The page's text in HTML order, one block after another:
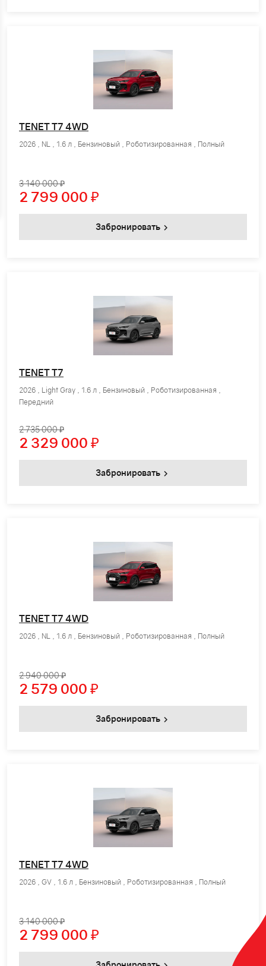
TENET T7 4WD
2026 , NL , 1.6 л , Бензиновый , Роботизированная , Полный
3 140 000 ₽
2 799 000 ₽
Забронировать
TENET T7
2026 , Light Gray , 1.6 л , Бензиновый , Роботизированная ,
Передний
2 735 000 ₽
2 329 000 ₽
Забронировать
TENET T7 4WD
2026 , NL , 1.6 л , Бензиновый , Роботизированная , Полный
2 940 000 ₽
2 579 000 ₽
Забронировать
TENET T7 4WD
2026 , GV , 1.6 л , Бензиновый , Роботизированная , Полный
3 140 000 ₽
2 799 000 ₽